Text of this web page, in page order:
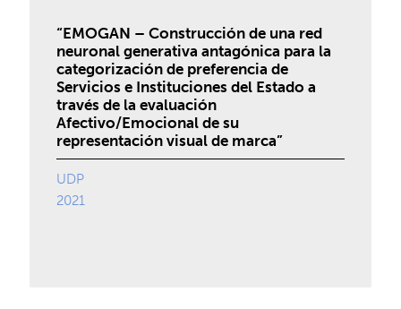
“EMOGAN – Construcción de una red
neuronal generativa antagónica para la
categorización de preferencia de
Servicios e Instituciones del Estado a
través de la evaluación
Afectivo/Emocional de su
representación visual de marca”
UDP
2021